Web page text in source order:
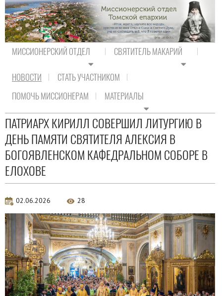
МИССИОНЕРСКИЙ ОТДЕЛ СВЯТИТЕЛЬ МАКАРИЙ
НОВОСТИ
СТАТЬ УЧАСТНИКОМ
ПОМОЧЬ МИССИОНЕРАМ
МАТЕРИАЛЫ
Новости Православия
ПАТРИАРХ КИРИЛЛ СОВЕРШИЛ ЛИТУРГИЮ В
ДЕНЬ ПАМЯТИ СВЯТИТЕЛЯ АЛЕКСИЯ В
БОГОЯВЛЕНСКОМ КАФЕДРАЛЬНОМ СОБОРЕ В
ЕЛОХОВЕ
02.06.2026 28